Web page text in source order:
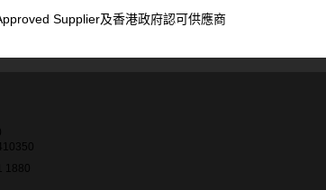
Supplier及香港政府認可供應商
1880